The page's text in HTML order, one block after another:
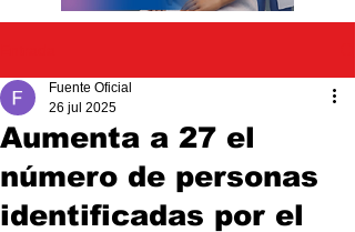
Aumenta a 27 el
número de personas
identificadas por el
Fuente Oficial
26 jul 2025